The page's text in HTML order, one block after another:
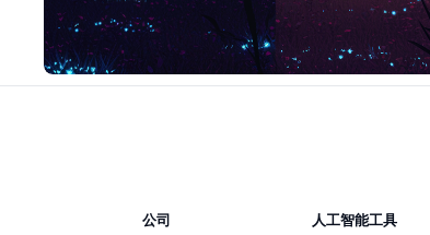
公司 人工智能工具